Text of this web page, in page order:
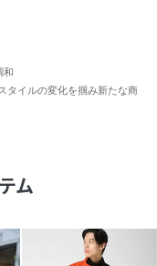
和
タイルの変化を掴み新たな商
ム